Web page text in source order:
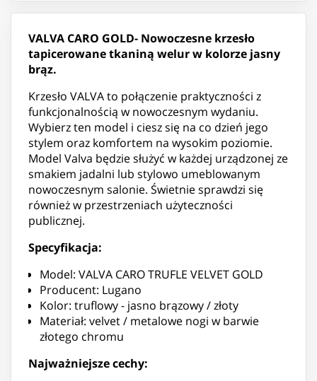
VALVA CARO GOLD- Nowoczesne krzesło
tapicerowane tkaniną welur w kolorze jasny
brąz.
Krzesło VALVA to połączenie praktyczności z
funkcjonalnością w nowoczesnym wydaniu.
Wybierz ten model i ciesz się na co dzień jego
stylem oraz komfortem na wysokim poziomie.
Model Valva będzie służyć w każdej urządzonej ze
smakiem jadalni lub stylowo umeblowanym
nowoczesnym salonie. Świetnie sprawdzi się
również w przestrzeniach użyteczności
publicznej.
Specyfikacja:
Model: VALVA CARO TRUFLE VELVET GOLD
Producent: Lugano
Kolor: truflowy - jasno brązowy / złoty
Materiał: velvet / metalowe nogi w barwie
złotego chromu
Najważniejsze cechy: